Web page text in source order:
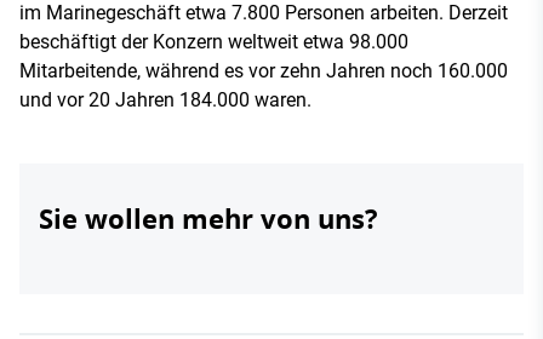
im Marinegeschäft etwa 7.800 Personen arbeiten. Derzeit
beschäftigt der Konzern weltweit etwa 98.000
Mitarbeitende, während es vor zehn Jahren noch 160.000
und vor 20 Jahren 184.000 waren.
Sie wollen mehr von uns?